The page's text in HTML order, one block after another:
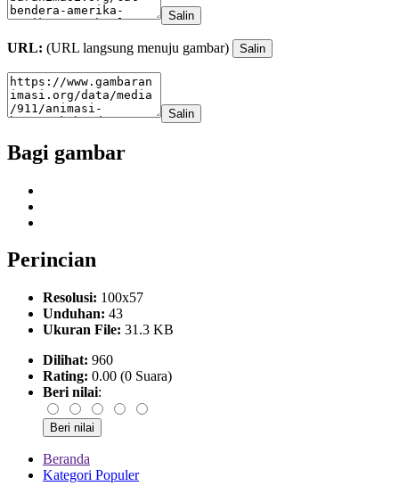
Salin
URL: (URL langsung menuju gambar) Salin
Salin
Bagi gambar
Perincian
Resolusi: 100x57
Unduhan: 43
Ukuran File: 31.3 KB
Dilihat: 960
Rating: 0.00 (0 Suara)
Beri nilai:
Beranda
Kategori Populer